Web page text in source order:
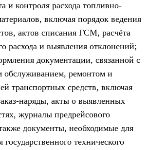
и контроля расхода топливно-
включая порядок ведения
актов списания ГСМ, расчёта
расхода и выявления отклонений;
документации, связанной с
обслуживанием, ремонтом и
транспортных средств, включая
наряды, акты о выявленных
журналы предрейсового
документы, необходимые для
технического